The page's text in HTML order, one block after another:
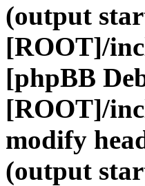
(output
[ROOT]/
[phpBB
[ROOT]/
modify
(output